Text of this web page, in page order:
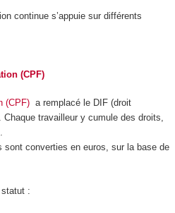
continue s’appuie sur différents
(CPF)
(CPF)a remplacé le DIF (droit
travailleur y cumule des droits,
sont converties en euros, sur la base de
statut :